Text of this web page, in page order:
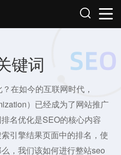
键词
在如今的互联网时代，
）已经成为了网站推广
名优化是SEO的核心内容
引擎结果页面中的排名，使
，我们该如何进行整站seo